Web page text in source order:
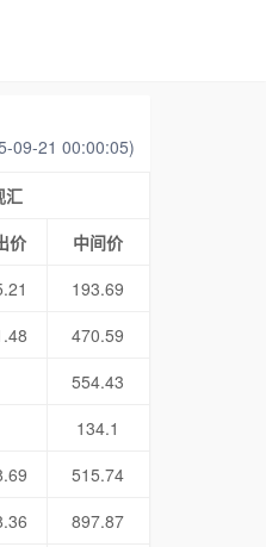
09-21 00:00:05)
汇
价
中间价
193.69
470.59
554.43
134.1
515.74
897.87